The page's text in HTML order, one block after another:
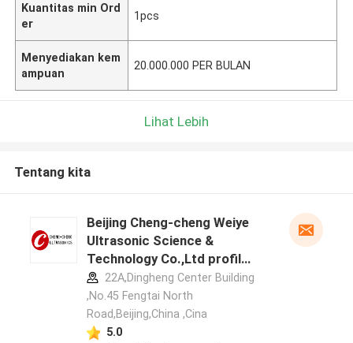
Kuantitas min Ord
er
1pcs
Menyediakan kem
ampuan
20.000.000 PER BULAN
Lihat Lebih
Tentang kita
Beijing Cheng-cheng Weiye
Ultrasonic Science &
Technology Co.,Ltd profil
pabrikan
22A,Dingheng Center Building
,No.45 Fengtai North
Road,Beijing,China ,Cina
5.0